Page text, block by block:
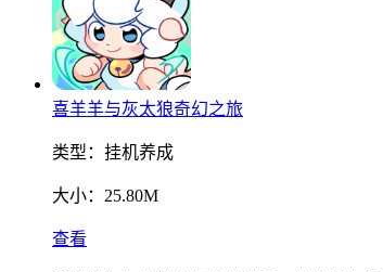
喜羊羊与灰太狼奇幻之旅
类型： 挂机养成
大小： 25.80M
查看